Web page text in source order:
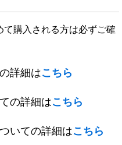
て購入される方は必ずご確
詳細はこちら
の詳細はこちら
いての詳細はこちら